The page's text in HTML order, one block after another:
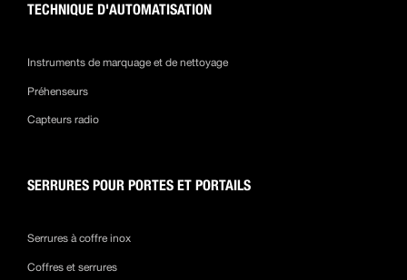
TECHNIQUE D'AUTOMATISATION
Instruments de marquage et de nettoyage
Préhenseurs
Capteurs radio
SERRURES POUR PORTES ET PORTAILS
Serrures à coffre inox
Coffres et serrures